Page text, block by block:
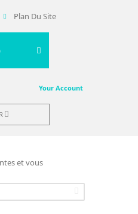
Plan Du Site
Your Account